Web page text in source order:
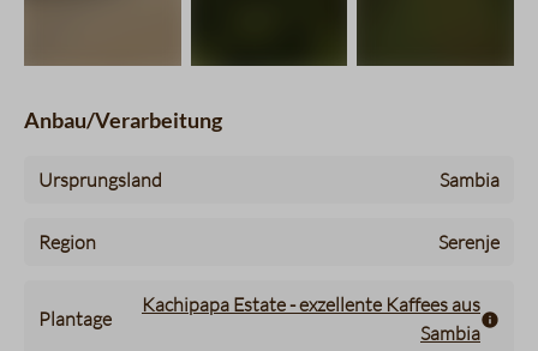
Anbau/Verarbeitung
Ursprungsland Sambia
Region Serenje
Plantage
Kachipapa Estate - exzellente Kaffees aus
Sambia